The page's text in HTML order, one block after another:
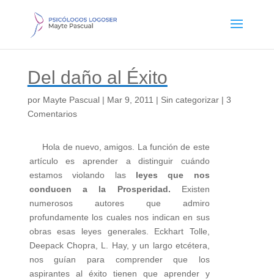
Del daño al Éxito
por Mayte Pascual| Mar 9, 2011 | Sin categorizar| 3
Comentarios
Hola de nuevo, amigos. La función de este
artículo es aprender a distinguir cuándo
estamos violando las leyes que nos
conducen a la Prosperidad. Existen
numerosos autores que admiro
profundamente los cuales nos indican en sus
obras esas leyes generales. Eckhart Tolle,
Deepack Chopra, L. Hay, y un largo etcétera,
nos guían para comprender que los
aspirantes al éxito tienen que aprender y